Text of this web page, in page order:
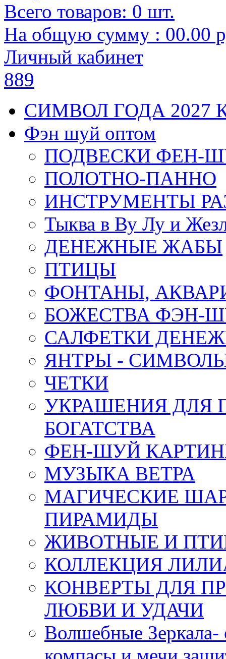
Всего товаров: 0 шт.
На общую сумму : 00.00
Личный кабинет
889
СИМВОЛ ГОДА 2027
Фэн шуй оптом
ПОДВЕСКИ ФЕН-
ПОЛОТНО-ПАННО
ИНСТРУМЕНТЫ
Тыква в Ву Лу и
ДЕНЕЖНЫЕ ЖАБЫ
ПТИЦЫ
ФОНТАНЫ,
БОЖЕСТВА ФЭН-
САЛФЕТКИ
ЯНТРЫ -
ЧЕТКИ
УКРАШЕНИЯ ДЛЯ
БОГАТСТВА
ФЕН-ШУЙ
МУЗЫКА ВЕТРА
МАГИЧЕСКИЕ
ПИРАМИДЫ
ЖИВОТНЫЕ И
КОЛЛЕКЦИЯ
КОНВЕРТЫ ДЛЯ
ЛЮБВИ И УДАЧИ
Волшебные Зеркала-